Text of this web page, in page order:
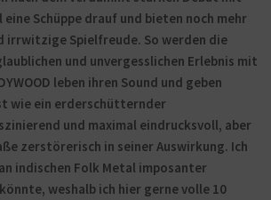
eine Schüppe drauf und bieten noch mehr
irrwitzige Spielfreude. So werden die
und unvergesslichen Erlebnis mit
leben ihren Sound und geben
wie ein erderschütternder
und maximal eindrucksvoll, aber
zerstörerisch in seiner Auswirkung. Ich
indischen Folk Metal imposanter
weshalb ich hier gerne volle 10